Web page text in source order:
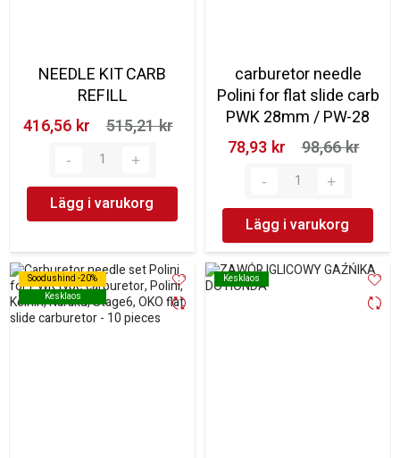
NEEDLE KIT CARB
REFILL
416,56 kr‎
515,21 kr‎
Lägg i varukorg
carburetor needle
Polini for flat slide carb
PWK 28mm / PW-28
78,93 kr‎
98,66 kr‎
Lägg i varukorg
Soodushind -20%
Kesklaos
Soodushind -20%
Kesklaos
Kesklaos
Kesklaos